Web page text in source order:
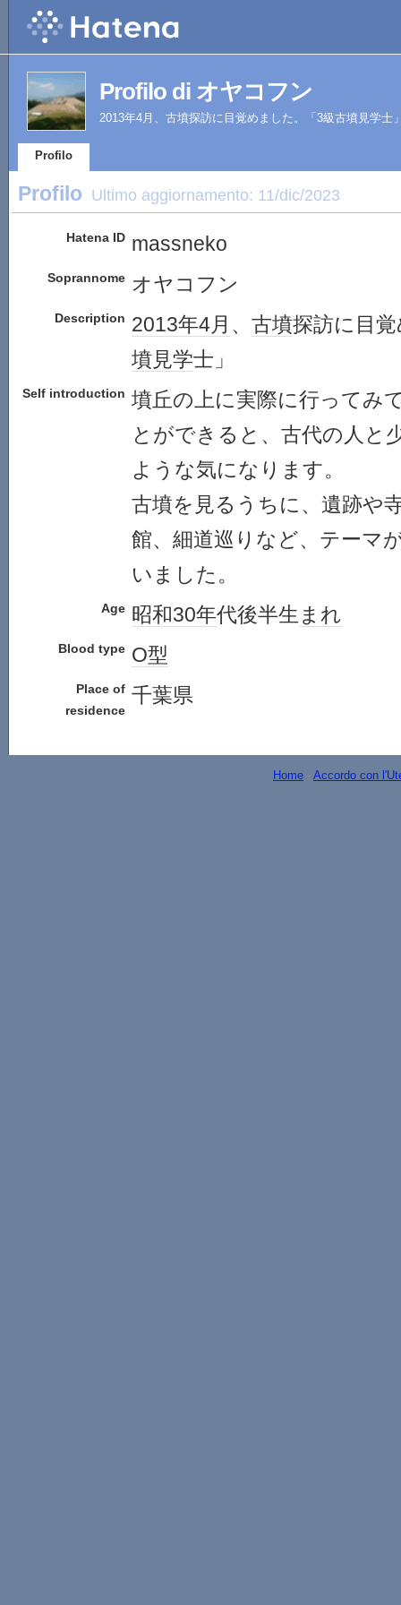
Profilo di オヤコフン
2013年4月、古墳探訪に目覚めました。「3級古墳見学士
Profilo
Profilo Ultimo aggiornamento: 11/dic/2023
Hatena ID massneko
Soprannome オヤコフン
Description 2013年4月 、 古墳探訪に目
墳見学士」
Self introduction 墳丘の上に実際に行ってみ
とができると、古代の人と
ような気になります。
古墳を見るうちに、遺跡や
館、細道巡りなど、テーマ
いました。
Age 昭和30年代後半生 まれ
Blood type O型
Place of
residence
千葉県
Home - Accordo con